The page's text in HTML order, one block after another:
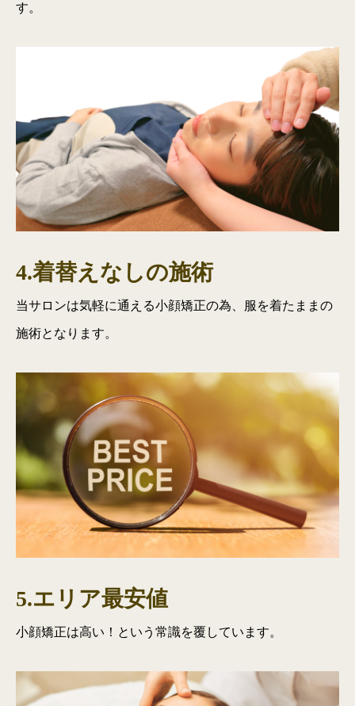
す。
4.着替えなしの施術
当サロンは気軽に通える小顔矯正の為、服を着たままの
施術となります。
5.エリア最安値
小顔矯正は高い！という常識を覆しています。